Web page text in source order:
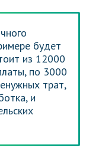
будет
из 12000
по 3000
трат,
и